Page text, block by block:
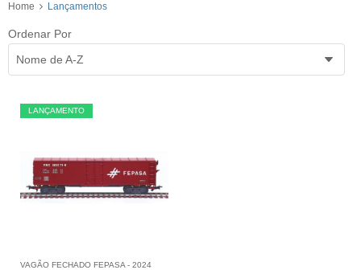
Home Lançamentos
Ordenar Por
Nome de A-Z
LANÇAMENTO
VAGÃO FECHADO FEPASA - 2024